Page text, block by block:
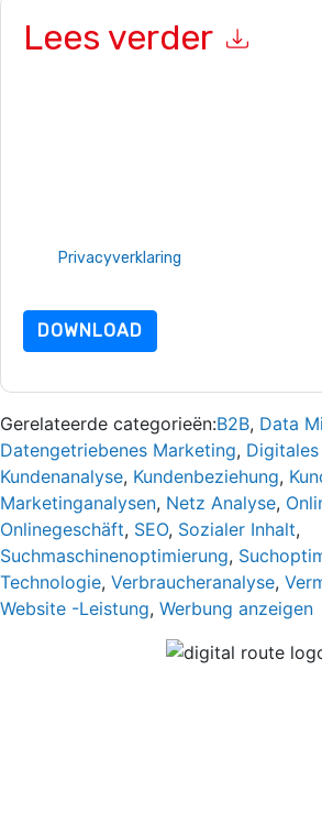
Lees verder
Privacyverklaring
DOWNLOAD
Gerelateerde categorieën:B2B, Data
Datengetriebenes Marketing,
Kundenanalyse, Kundenbeziehung,
Marketinganalysen, Netz Analyse,
Onlinegeschäft, SEO, Sozialer Inhalt,
Suchmaschinenoptimierung,
Technologie, Verbraucheranalyse,
Website -Leistung, Werbung anzeigen